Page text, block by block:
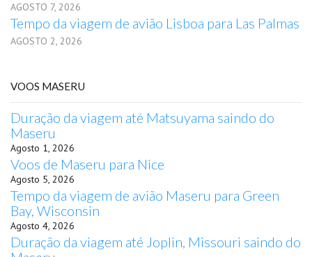
AGOSTO 7, 2026
Tempo da viagem de avião Lisboa para Las Palmas
AGOSTO 2, 2026
VOOS MASERU
Duração da viagem até Matsuyama saindo do
Maseru
Agosto 1, 2026
Voos de Maseru para Nice
Agosto 5, 2026
Tempo da viagem de avião Maseru para Green
Bay, Wisconsin
Agosto 4, 2026
Duração da viagem até Joplin, Missouri saindo do